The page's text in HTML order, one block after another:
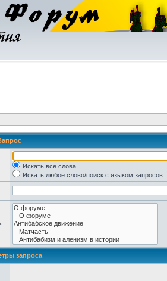
Искать все слова
Искать любое слово/поиск с языком запросов
запроса